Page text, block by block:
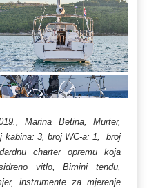
Marina Betina, Murter,
kabina: 3, broj WC-a: 1, broj
charter opremu koja
vitlo, Bimini tendu,
instrumente za mjerenje